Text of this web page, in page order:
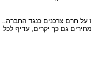
על חרם צרכנים כנגד החברה..
גם כך יקרים, עדיף לכל